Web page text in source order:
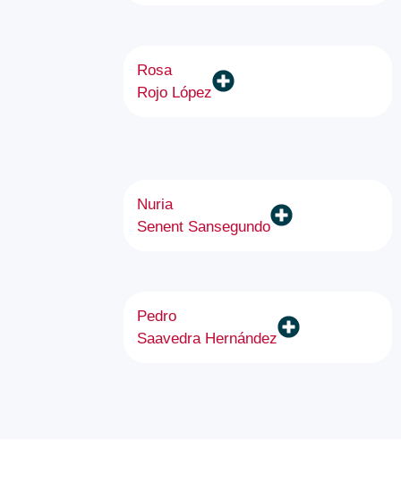
Rosa
Rojo López
Nuria
Senent Sansegundo
Pedro
Saavedra Hernández